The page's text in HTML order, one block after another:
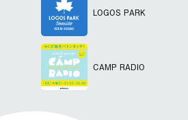
LOGOS PARK
CAMP RADIO